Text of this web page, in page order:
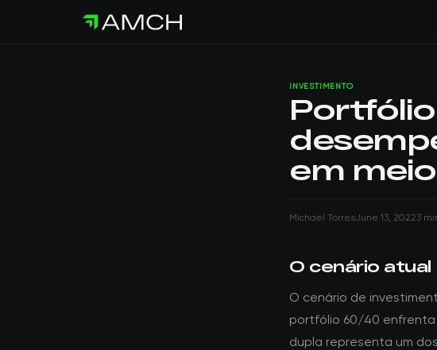
INVESTIMENTO
em
Michael TorresJune 13, 20223
O cenário atual
O cenário de
portfólio 60/40 enfrenta
dupla representa um